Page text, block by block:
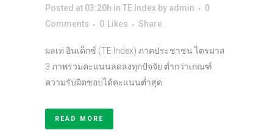
Posted at 03:20h in TE Index by admin
0
Comments
0 Likes Share
ผลเท่ อินเด็กซ์ (TE Index) ภาคประชาชน ไตรมาส
3 ภาพรวมคะแนนลดลงทุกปัจจัย ต่ำกว่าเกณฑ์
ความรับผิดชอบได้คะแนนต่ำสุด
READ MORE